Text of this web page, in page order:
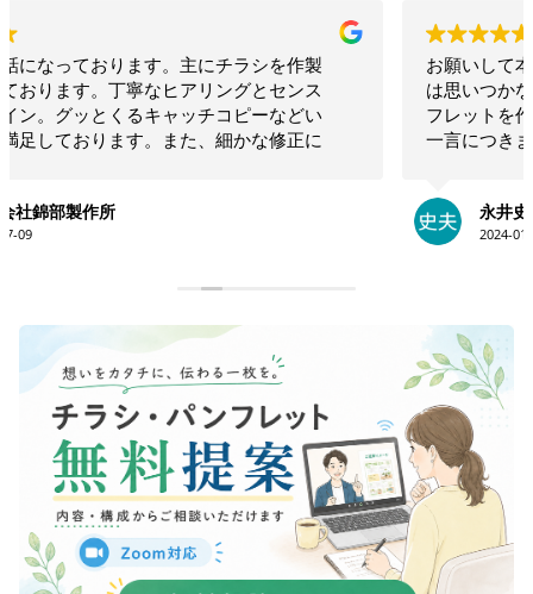
お願いして本当に良かった！！相談したらこちらで
は思いつかないような構成でインパクトのあるリー
フレットを作ってくださいました！！素晴らしいの
一言につきます！！今後も何かの時にお願いしたい
永井史夫